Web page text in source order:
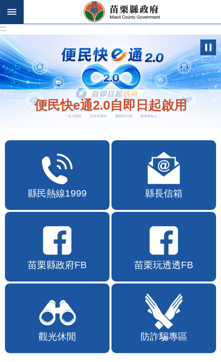
跳到主要內容區塊
:::
:::
便民快e通2.0自即日起啟用
縣民熱線1999 縣長信箱
苗栗縣政府FB 苗栗玩透透FB
觀光休閒 防詐騙專區